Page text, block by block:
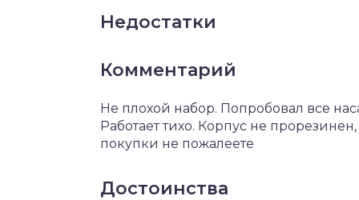
Недостатки
Комментарий
Не плохой набор. Попробовал все
Работает тихо. Корпус не
покупки не пожалеете
Достоинства